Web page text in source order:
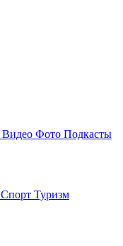
Видео Фото Подкасты
Спорт Туризм